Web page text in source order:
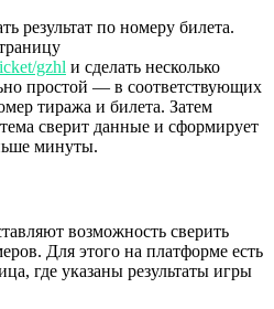
результат по номеру билета.
gzhl и сделать несколько
простой — в соответствующих
тиража и билета. Затем
сверит данные и сформирует
минуты.
возможность сверить
Для этого на платформе есть
где указаны результаты игры